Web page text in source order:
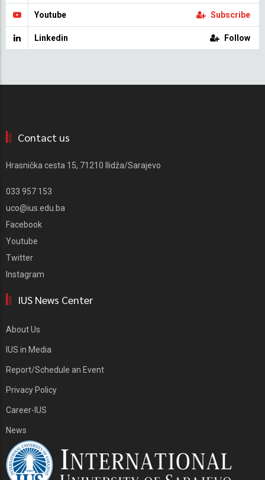
Youtube Subscribe
Linkedin Follow
Contact us
Hrasnička cesta 15, 71210 Ilidža/Sarajevo
033 957 153
uco@ius.edu.ba
Facebook
Youtube
Twitter
Instagram
IUS News Center
About Us
IUS in Media
Report/Schedule an Event
Privacy Policy
Career-IUS
News